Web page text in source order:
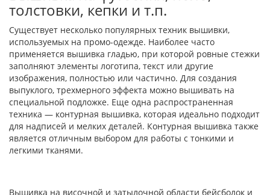
толстовки, кепки и т.п.
Существует несколько популярных техник вышивки,
используемых на промо-одежде. Наиболее часто
применяется вышивка гладью, при которой ровные стежки
заполняют элементы логотипа, текст или другие
изображения, полностью или частично. Для создания
выпуклого, трехмерного эффекта можно вышивать на
специальной подложке. Еще одна распространенная
техника — контурная вышивка, которая идеально подходит
для надписей и мелких деталей. Контурная вышивка также
является отличным выбором для работы с тонкими и
легкими тканями.
Вышивка на височной и затылочной области бейсболок и